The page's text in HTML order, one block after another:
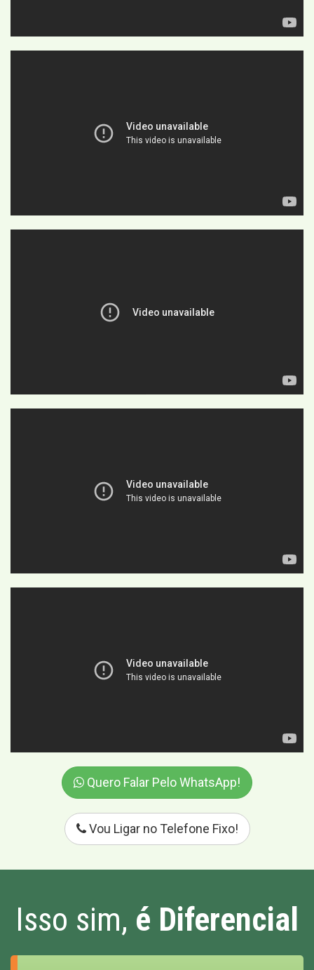
Quero Falar Pelo WhatsApp!
Vou Ligar no Telefone Fixo!
Isso sim, é Diferencial